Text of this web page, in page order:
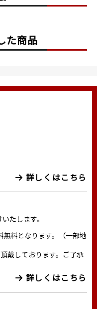
た商品
詳しくはこちら
たします。
料となります。（一部地
戴しております。ご了承
詳しくはこちら